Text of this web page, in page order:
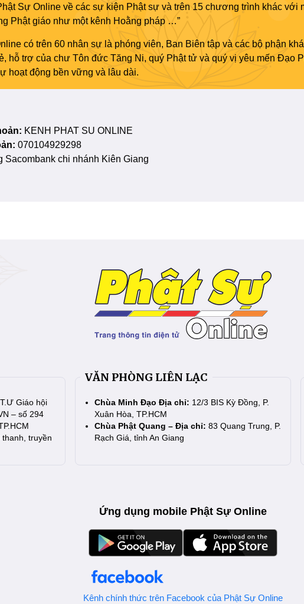
Sự Online về các sự kiện Phật sự và trên 15 chương trình khác với
Phật giáo như một kênh Hoằng pháp …”
có trên 60 nhân sự là phóng viên, Ban Biên tập và các bộ phận
hỗ trợ của chư Tôn đức Tăng Ni, quý Phật tử và quý vị yêu mến Đạo
hoạt động bền vững và lâu dài.
KENH PHAT SU ONLINE
070104929298
Sacombank chi nhánh Kiên Giang
Giáo hội
– số 294
truyền
VĂN PHÒNG LIÊN LẠC
Chùa Minh Đạo Địa chỉ: 12/3 BIS Kỳ Đồng, P.
Xuân Hòa, TP.HCM
Chùa Phật Quang – Địa chỉ: 83 Quang Trung, P.
Rạch Giá, tỉnh An Giang
Ứng dụng mobile Phật Sự Online
Kênh chính thức trên Facebook của Phật Sự Online